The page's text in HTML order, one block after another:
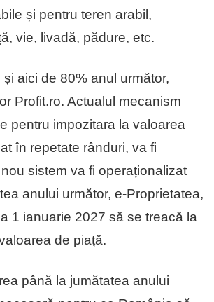
și pentru teren arabil,
vie, livadă, pădure, etc.
și aici de 80% anul următor,
Profit.ro. Actualul mecanism
pentru impozitara la valoarea
în repetate rânduri, va fi
sistem va fi operaționalizat
anului următor, e-Proprietatea,
1 ianuarie 2027 să se treacă la
de piață.
până la jumătatea anului